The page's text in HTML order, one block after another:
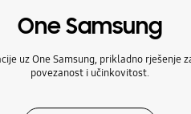
One Samsung
uz One Samsung, prikladno rješenje
povezanost i učinkovitost.